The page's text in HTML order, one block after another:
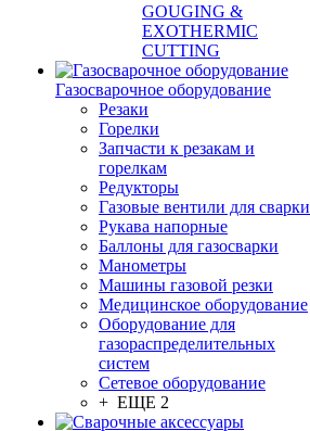
GOUGING &
EXOTHERMIC
CUTTING
Газосварочное оборудование
Резаки
Горелки
Запчасти к резакам и
горелкам
Редукторы
Газовые вентили для сварки
Рукава напорные
Баллоны для газосварки
Манометры
Машины газовой резки
Медицинское оборудование
Оборудование для
газораспределительных
систем
Сетевое оборудование
+ ЕЩЕ 2